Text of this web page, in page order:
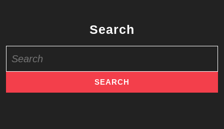
Search
for: